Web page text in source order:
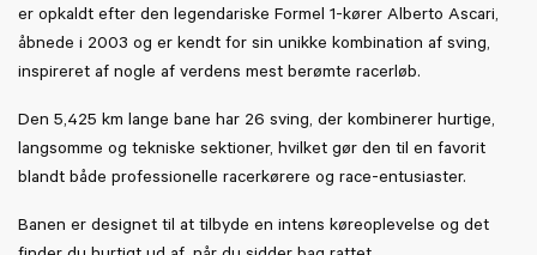
er opkaldt efter den legendariske Formel 1-kører Alberto Ascari,
åbnede i 2003 og er kendt for sin unikke kombination af sving,
inspireret af nogle af verdens mest berømte racerløb.
Den 5,425 km lange bane har 26 sving, der kombinerer hurtige,
langsomme og tekniske sektioner, hvilket gør den til en favorit
blandt både professionelle racerkørere og race-entusiaster.
Banen er designet til at tilbyde en intens køreoplevelse og det